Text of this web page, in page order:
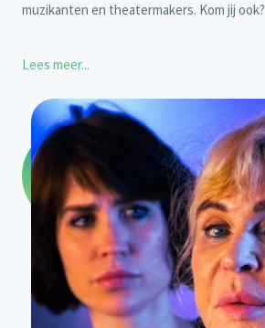
muzikanten en theatermakers. Kom jij ook?
Lees meer...